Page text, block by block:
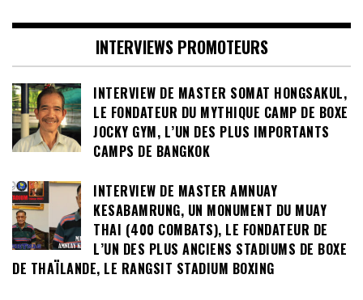
INTERVIEWS PROMOTEURS
INTERVIEW DE MASTER SOMAT HONGSAKUL,
LE FONDATEUR DU MYTHIQUE CAMP DE BOXE
JOCKY GYM, L’UN DES PLUS IMPORTANTS
INTERVIEW DE MASTER AMNUAY
KESABAMRUNG, UN MONUMENT DU MUAY
THAI (400 COMBATS), LE FONDATEUR DE
L’UN DES PLUS ANCIENS STADIUMS DE BOXE